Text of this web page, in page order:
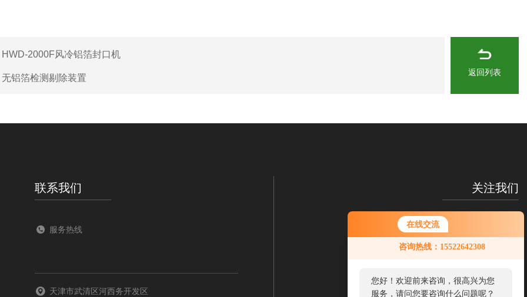
在线交流
咨询热线：15522642308
您好！欢迎前来咨询，很高兴为您
服务，请问您要咨询什么问题呢？
HWD-2000F风冷铝箔封口机
无铝箔检测剔除装置
返回列表
联系我们
服务热线
天津市武清区河西务开发区
关注我们